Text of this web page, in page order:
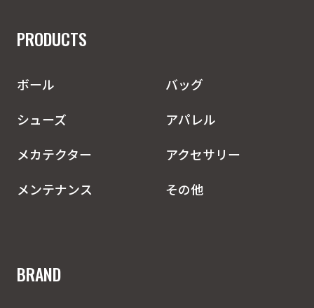
PRODUCTS
ボール
バッグ
シューズ
アパレル
メカテクター
アクセサリー
メンテナンス
その他
BRAND